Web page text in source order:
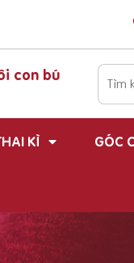
con bú
KÌ GÓC